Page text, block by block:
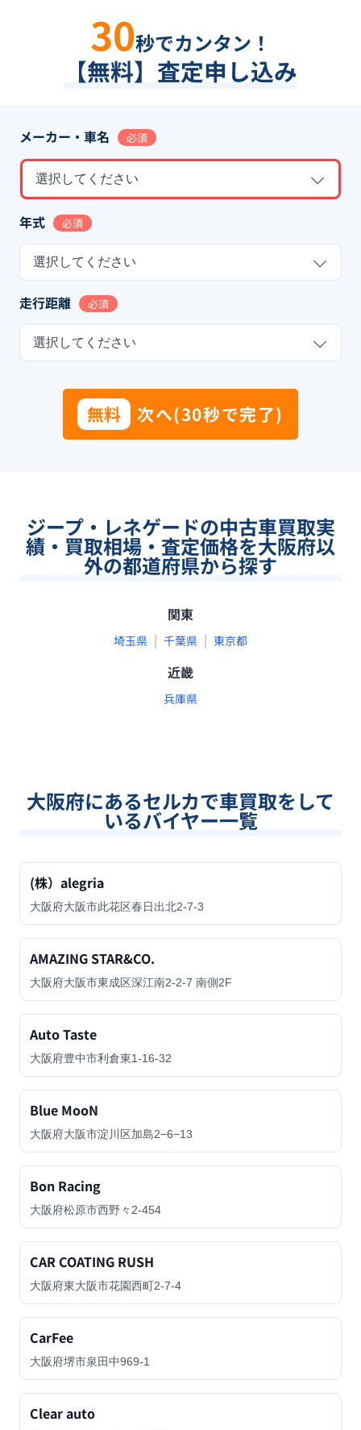
30秒でカンタン！
【無料】査定申し込み
メーカー・車名 必須
選択してください
年式 必須
選択してください
走行距離 必須
選択してください
無料 次へ(30秒で完了)
ジープ・レネゲードの中古車買取実
績・買取相場・査定価格を大阪府以
外の都道府県から探す
関東
埼玉県 | 千葉県 | 東京都
近畿
兵庫県
大阪府にあるセルカで車買取をして
いるバイヤー一覧
(株）alegria
大阪府大阪市此花区春日出北2-7-3
AMAZING STAR&CO.
大阪府大阪市東成区深江南2-2-7 南側2F
Auto Taste
大阪府豊中市利倉東1-16-32
Blue MooN
大阪府大阪市淀川区加島2−6−13
Bon Racing
大阪府松原市西野々2-454
CAR COATING RUSH
大阪府東大阪市花園西町2-7-4
CarFee
大阪府堺市泉田中969-1
Clear auto